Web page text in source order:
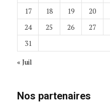
17
18 19 20
24
25 26 27
31
« Juil
Nos partenaires